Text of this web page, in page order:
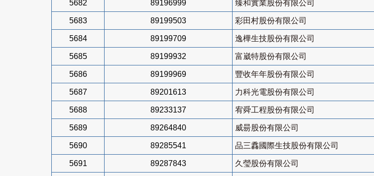
5682 89196999 臻和實業股份有限公司
5683 89199503 彩田村股份有限公司
5684 89199709 逸樺生技股份有限公司
5685 89199932 富崴特股份有限公司
5686 89199969 豐收年年股份有限公司
5687 89201613 力科光電股份有限公司
5688 89233137 宥舜工程股份有限公司
5689 89264840 威昜股份有限公司
5690 89285541 品三馫國際生技股份有限公司
5691 89287843 久瑩股份有限公司